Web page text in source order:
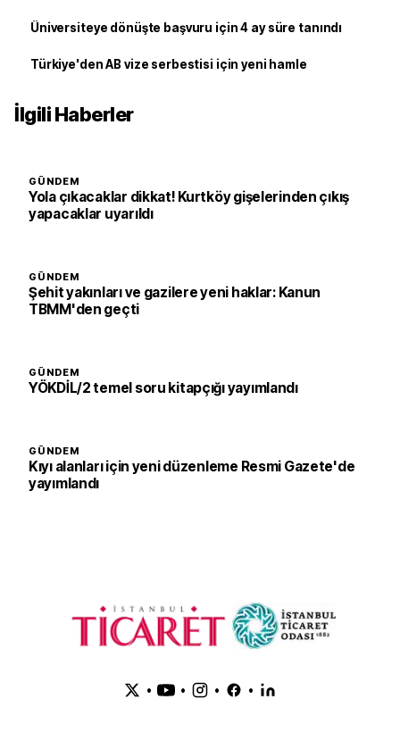
Üniversiteye dönüşte başvuru için 4 ay süre tanındı
Türkiye'den AB vize serbestisi için yeni hamle
İlgili Haberler
GÜNDEM
Yola çıkacaklar dikkat! Kurtköy gişelerinden çıkış
yapacaklar uyarıldı
GÜNDEM
Şehit yakınları ve gazilere yeni haklar: Kanun
TBMM'den geçti
GÜNDEM
YÖKDİL/2 temel soru kitapçığı yayımlandı
GÜNDEM
Kıyı alanları için yeni düzenleme Resmi Gazete'de
yayımlandı
• • • •